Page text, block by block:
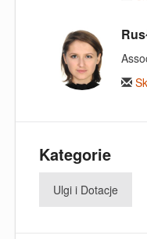
Kategorie
Ulgi i Dotacje